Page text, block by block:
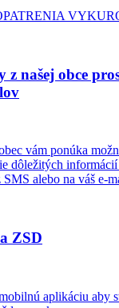
z našej obce
vám ponúka
dôležitých
alebo na váš e-
ZSD
aplikáciu aby